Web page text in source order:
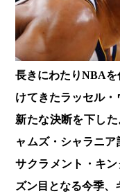
長きにわたりNBA
けてきたラッセル
新たな決断を下し
ャムズ・シャラニ
サクラメント・キ
ズン目となる今季、